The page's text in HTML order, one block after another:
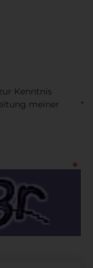
Kenntnis
meiner